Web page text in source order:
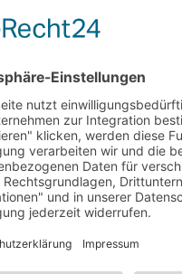
Keystone-
Keystone
PM1630 - Cat.6a
M2-PM1630 ist ein
modularen
Leitern und einem
als auch
RJ45-
die